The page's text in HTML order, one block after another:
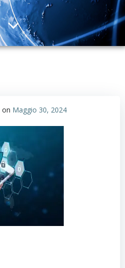
on Maggio 30, 2024